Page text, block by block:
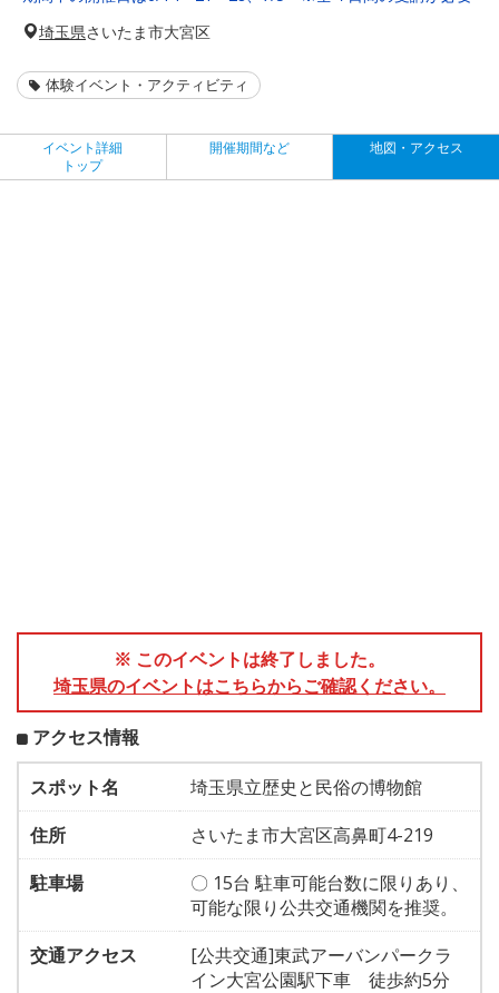
埼玉県さいたま市大宮区
体験イベント・アクティビティ
イベント詳細
トップ
開催期間など 地図・アクセス
※ このイベントは終了しました。
埼玉県のイベントはこちらからご確認ください。
アクセス情報
スポット名
埼玉県立歴史と民俗の博物館
住所
さいたま市大宮区高鼻町4-219
駐車場
〇 15台 駐車可能台数に限りあり、
可能な限り公共交通機関を推奨。
交通アクセス
[公共交通]東武アーバンパークラ
イン大宮公園駅下車 徒歩約5分